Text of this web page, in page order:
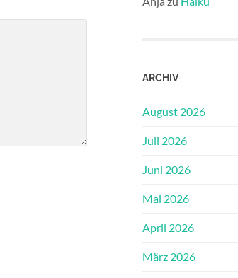
ARCHIV
August 2026
Juli 2026
Juni 2026
Mai 2026
April 2026
März 2026